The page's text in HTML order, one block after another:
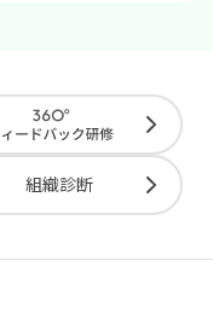
組織診断